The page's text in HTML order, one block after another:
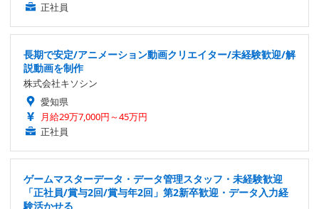
正社員
長期で安定/アニメーション動画クリエイター/未経験歓迎/解
説動画を制作
株式会社キソシン
愛知県
月給29万7,000円～45万円
正社員
ゲームマスターデータ・データ管理スタッフ・未経験歓迎
「正社員/賞与2回/賞与年2回」第2新卒歓迎・データ入力経
験活かせる